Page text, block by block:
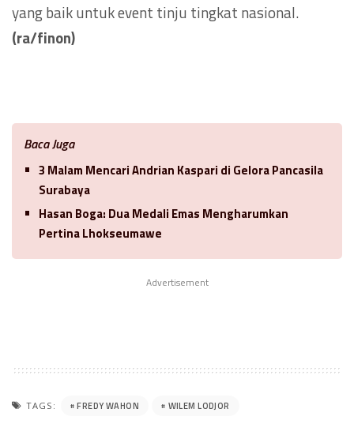
yang baik untuk event tinju tingkat nasional.
(ra/finon)
Baca Juga
3 Malam Mencari Andrian Kaspari di Gelora Pancasila
Surabaya
Hasan Boga: Dua Medali Emas Mengharumkan
Pertina Lhokseumawe
Advertisement
TAGS: FREDY WAHON WILEM LODJOR